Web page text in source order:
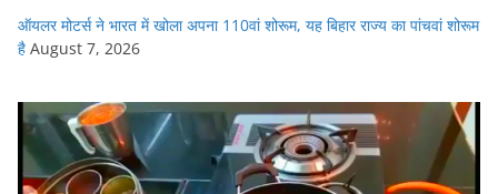
ऑयलर मोटर्स ने भारत में खोला अपना 110वां शोरूम, यह बिहार राज्य का पांचवां शोरूम
है August 7, 2026